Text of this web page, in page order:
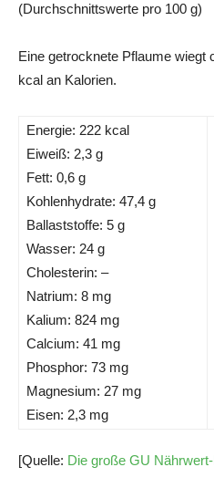
(Durchschnittswerte pro 100 g)
Eine getrocknete Pflaume wiegt
kcal an Kalorien.
Energie: 222 kcal
Eiweiß: 2,3 g
Fett: 0,6 g
Kohlenhydrate: 47,4 g
Ballaststoffe: 5 g
Wasser: 24 g
Cholesterin: –
Natrium: 8 mg
Kalium: 824 mg
Calcium: 41 mg
Phosphor: 73 mg
Magnesium: 27 mg
Eisen: 2,3 mg
[Quelle: Die große GU